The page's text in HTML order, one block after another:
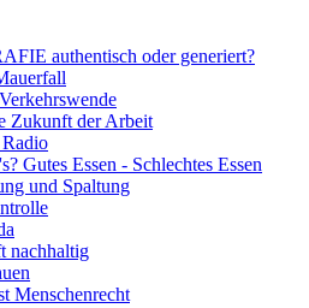
authentisch oder generiert?
Zukunft der Arbeit
Radio
Gutes Essen - Schlechtes Essen
und Spaltung
nachhaltig
Menschenrecht